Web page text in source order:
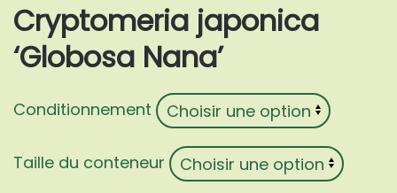
Cryptomeria japonica
‘Globosa Nana’
Conditionnement
Taille du conteneur